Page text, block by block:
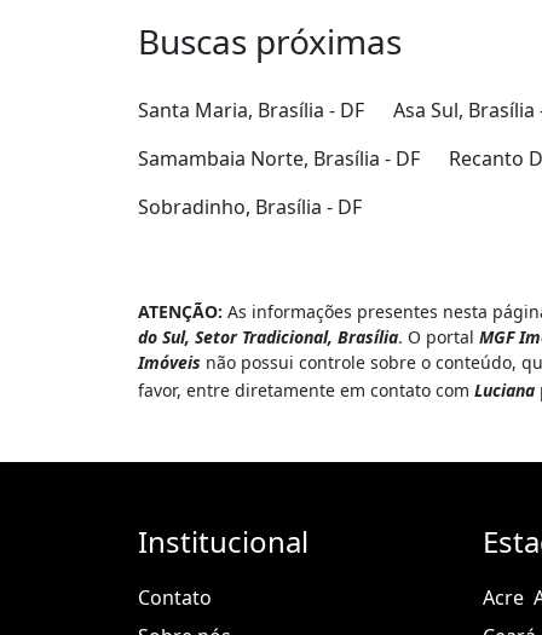
Buscas próximas
Santa Maria, Brasília - DF Asa Sul, Brasília
Samambaia Norte, Brasília - DF
Recanto
Sobradinho, Brasília - DF
ATENÇÃO: As informações presentes nesta
do Sul, Setor Tradicional, Brasília. O portal MGF
Imóveis não possui controle sobre o conteúdo,
favor, entre diretamente em contato com Luciana
Institucional
Contato
Acre